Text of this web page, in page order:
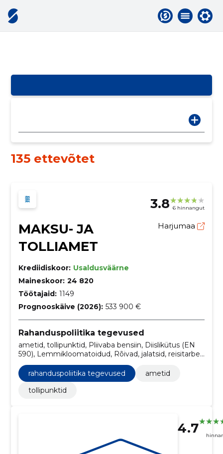
135 ettevõtet
3.8 6 hinnangut
MAKSU- JA
TOLLIAMET
Harjumaa
Krediidiskoor: Usaldusväärne
Maineskoor: 24 820
Töötajaid: 1149
Prognooskäive (2026): 533 900 €
Rahanduspoliitika tegevused
ametid, tollipunktid, Pliivaba bensiin, Diislikütus (EN
590), Lemmikloomatoidud, Rõivad, jalatsid, reisitarbed
ja manused, Kutserõivad, eritöörõivad ja manused,
Ametirõivad, Pealisrõivad, Ilmastikukindlad rõivad
rahanduspoliitika tegevused
ametid
tollipunktid
4.7